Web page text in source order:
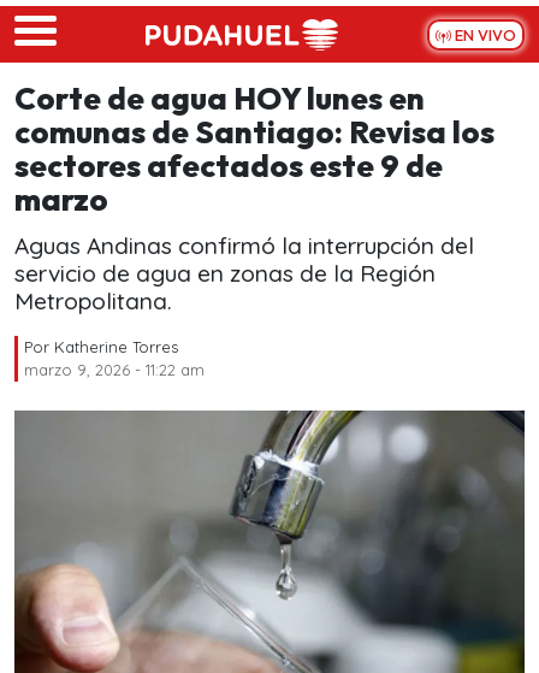
Skip to main content
EN VIVO
Corte de agua HOY lunes en
comunas de Santiago: Revisa los
sectores afectados este 9 de
marzo
Aguas Andinas confirmó la interrupción del
servicio de agua en zonas de la Región
Metropolitana.
Por Katherine Torres
marzo 9, 2026 - 11:22 am